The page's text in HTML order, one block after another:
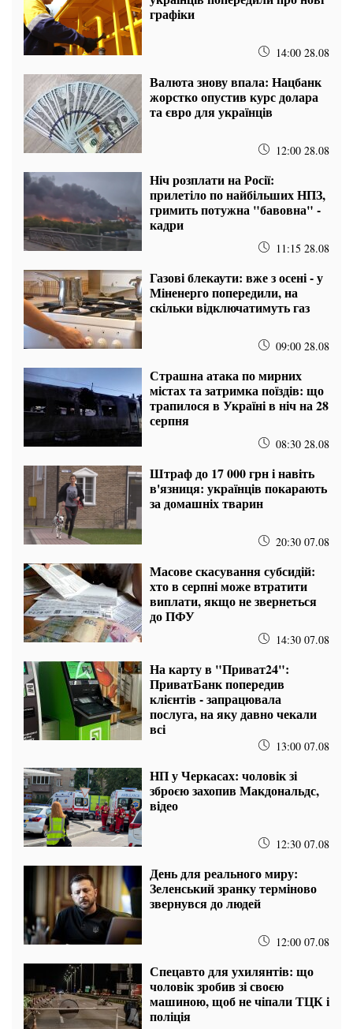
графіки
14:00 28.08
Валюта знову впала: Нацбанк
жорстко опустив курс долара
та євро для українців
12:00 28.08
Ніч розплати на Росії:
прилетіло по найбільших НПЗ,
гримить потужна "бавовна" -
кадри
11:15 28.08
Газові блекаути: вже з осені - у
Міненерго попередили, на
скільки відключатимуть газ
09:00 28.08
Страшна атака по мирних
містах та затримка поїздів: що
трапилося в Україні в ніч на 28
серпня
08:30 28.08
Штраф до 17 000 грн і навіть
в'язниця: українців покарають
за домашніх тварин
20:30 07.08
Масове скасування субсидій:
хто в серпні може втратити
виплати, якщо не звернеться
до ПФУ
14:30 07.08
На карту в "Приват24":
ПриватБанк попередив
клієнтів - запрацювала
послуга, на яку давно чекали
всі
13:00 07.08
НП у Черкасах: чоловік зі
зброєю захопив Макдональдс,
відео
12:30 07.08
День для реального миру:
Зеленський зранку терміново
звернувся до людей
12:00 07.08
Спецавто для ухилянтів: що
чоловік зробив зі своєю
машиною, щоб не чіпали ТЦК і
поліція